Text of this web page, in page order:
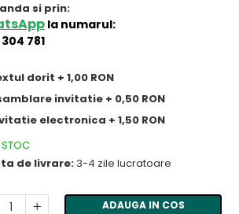
si prin:
la numarul:
781
dorit + 1,00 RON
invitatie + 0,50 RON
electronica + 1,50 RON
de livrare: 3-4 zile lucratoare
ADAUGA IN COS